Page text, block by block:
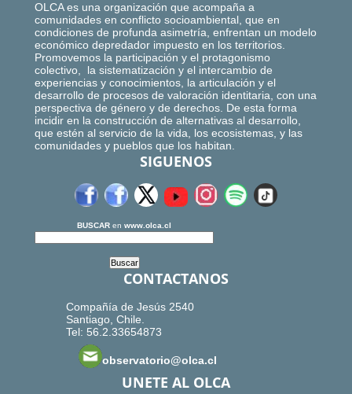
OLCA es una organización que acompaña a
comunidades en conflicto socioambiental, que en
condiciones de profunda asimetría, enfrentan un modelo
económico depredador impuesto en los territorios.
Promovemos la participación y el protagonismo
colectivo, la sistematización y el intercambio de
experiencias y conocimientos, la articulación y el
desarrollo de procesos de valoración identitaria, con una
perspectiva de género y de derechos. De esta forma
incidir en la construcción de alternativas al desarrollo,
que estén al servicio de la vida, los ecosistemas, y las
comunidades y pueblos que los habitan.
SIGUENOS
BUSCAR en www.olca.cl
CONTACTANOS
Compañía de Jesús 2540
Santiago, Chile.
Tel: 56.2.33654873
observatorio@olca.cl
UNETE AL OLCA